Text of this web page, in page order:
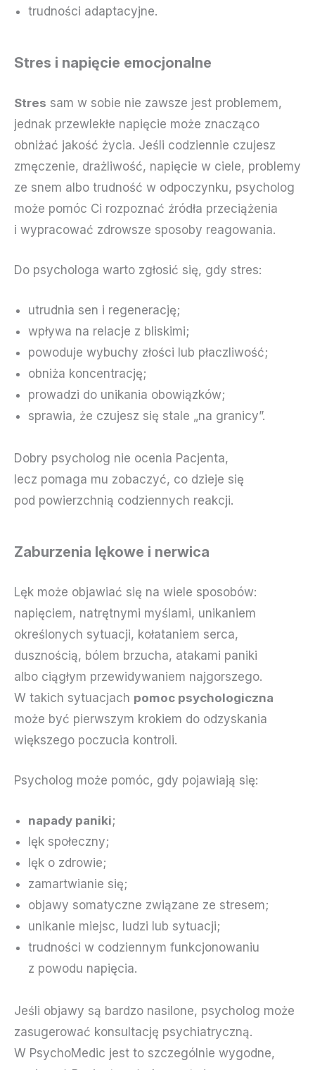
trudności adaptacyjne.
Stres i napięcie emocjonalne
Stres sam w sobie nie zawsze jest problemem,
jednak przewlekłe napięcie może znacząco
obniżać jakość życia. Jeśli codziennie czujesz
zmęczenie, drażliwość, napięcie w ciele, problemy
ze snem albo trudność w odpoczynku, psycholog
może pomóc Ci rozpoznać źródła przeciążenia
i wypracować zdrowsze sposoby reagowania.
Do psychologa warto zgłosić się, gdy stres:
utrudnia sen i regenerację;
wpływa na relacje z bliskimi;
powoduje wybuchy złości lub płaczliwość;
obniża koncentrację;
prowadzi do unikania obowiązków;
sprawia, że czujesz się stale „na granicy”.
Dobry psycholog nie ocenia Pacjenta,
lecz pomaga mu zobaczyć, co dzieje się
pod powierzchnią codziennych reakcji.
Zaburzenia lękowe i nerwica
Lęk może objawiać się na wiele sposobów:
napięciem, natrętnymi myślami, unikaniem
określonych sytuacji, kołataniem serca,
dusznością, bólem brzucha, atakami paniki
albo ciągłym przewidywaniem najgorszego.
W takich sytuacjach pomoc psychologiczna
może być pierwszym krokiem do odzyskania
większego poczucia kontroli.
Psycholog może pomóc, gdy pojawiają się:
napady paniki;
lęk społeczny;
lęk o zdrowie;
zamartwianie się;
objawy somatyczne związane ze stresem;
unikanie miejsc, ludzi lub sytuacji;
trudności w codziennym funkcjonowaniu
z powodu napięcia.
Jeśli objawy są bardzo nasilone, psycholog może
zasugerować konsultację psychiatryczną.
W PsychoMedic jest to szczególnie wygodne,